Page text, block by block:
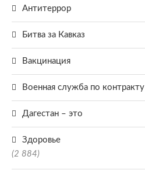
Антитеррор
Битва за Кавказ
Вакцинация
Военная служба по контракту
Дагестан – это
Здоровье
(2 884)